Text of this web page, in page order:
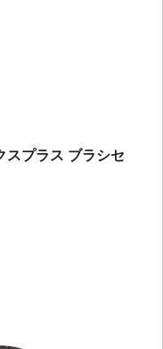
スプラス ブラシセ